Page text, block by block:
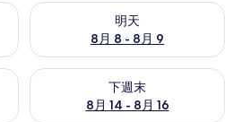
情況
明天
8月 8 - 8月 9
查看明天 (8月 8 - 8月 9) 的供
應情況
下週末
8月 14 - 8月 16
查看下週末 (8月 14 - 8月 16)